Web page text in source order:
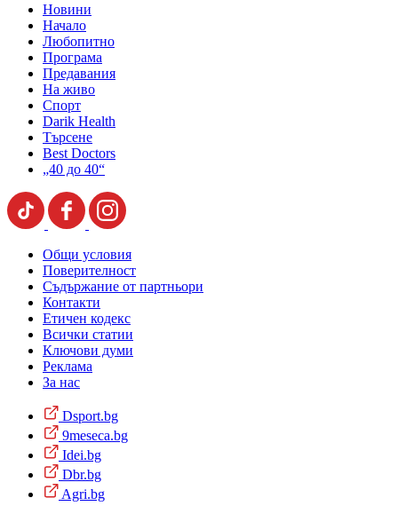
Новини
Начало
Любопитно
Програма
Предавания
На живо
Спорт
Darik Health
Търсене
Best Doctors
„40 до 40“
Общи условия
Поверителност
Съдържание от партньори
Контакти
Етичен кодекс
Всички статии
Ключови думи
Реклама
За нас
Dsport.bg
9meseca.bg
Idei.bg
Dbr.bg
Agri.bg